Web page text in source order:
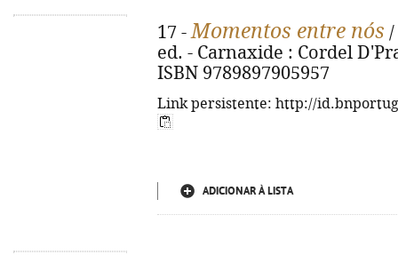
17 -Momentos entre nós /
ed. - Carnaxide : Cordel
ISBN 9789897905957
Link persistente: http://
ADICIONAR À LISTA